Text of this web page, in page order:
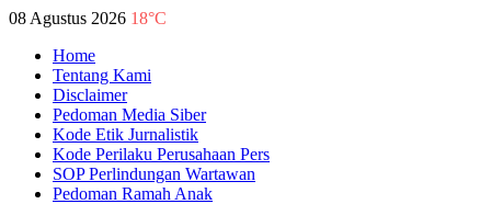
08 Agustus 2026 18°C
Home
Tentang Kami
Disclaimer
Pedoman Media Siber
Kode Etik Jurnalistik
Kode Perilaku Perusahaan Pers
SOP Perlindungan Wartawan
Pedoman Ramah Anak